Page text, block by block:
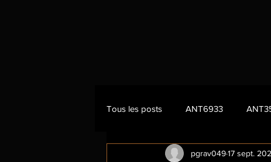
Tous les posts ANT6933
pgrav04917 sept.